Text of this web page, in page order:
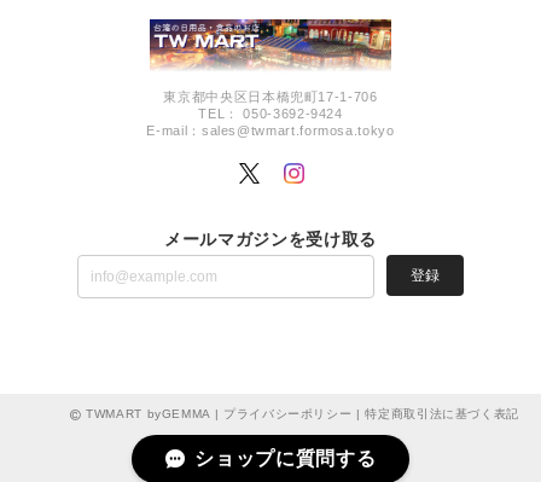
東京都中央区日本橋兜町17-1-706
TEL： 050-3692-9424
E-mail： sales@twmart.formosa.tokyo
メールマガジンを受け取る
登録
TWMART byGEMMA | プライバシーポリシー |特定商取引法に基づく表記
ショップに質問する